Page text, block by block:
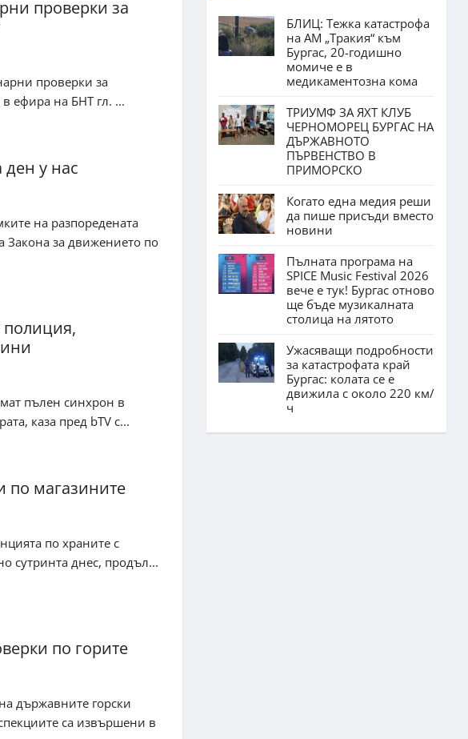
проверки за
проверки за
ефира на БНТ гл. ...
у нас
на разпоредената
Закона за движението по
пълен синхрон в
каза пред bTV с...
по магазините
по храните с
сутринта днес, продъл...
по горите
държавните горски
са извършени в
БЛИЦ: Тежка катастрофа
на АМ „Тракия“ към
Бургас, 20-годишно
момиче е в
медикаментозна кома
ТРИУМФ ЗА ЯХТ КЛУБ
ЧЕРНОМОРЕЦ БУРГАС НА
ДЪРЖАВНОТО
ПЪРВЕНСТВО В
ПРИМОРСКО
Когато една медия реши
да пише присъди вместо
новини
Пълната програма на
SPICE Music Festival 2026
вече е тук! Бургас отново
ще бъде музикалната
столица на лятото
Ужасяващи подробности
за катастрофата край
Бургас: колата се е
движила с около 220 км/
ч